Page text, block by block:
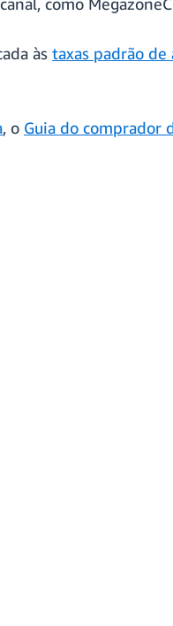
às taxas padrão de
, o Guia do comprador